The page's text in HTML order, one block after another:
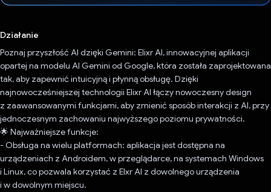
Działanie
Poznaj przyszłość AI dzięki Gemini: Elixr AI, innowacyjnej aplikacji
opartej na modelu AI Gemini od Google, która została zaprojektowana
tak, aby zapewnić intuicyjną i płynną obsługę. Dzięki
najnowocześniejszej technologii Elixr AI łączy nowoczesny design
z zaawansowanymi funkcjami, aby zmienić sposób interakcji z AI, przy
jednoczesnym zachowaniu najwyższego poziomu prywatności.
🌟 Najważniejsze funkcje:
- Obsługa na wielu platformach: aplikacja jest dostępna na
urządzeniach z Androidem, w przeglądarce, na systemach Windows
i Linux, co pozwala korzystać z Elxr AI z dowolnego urządzenia
i w dowolnym miejscu.